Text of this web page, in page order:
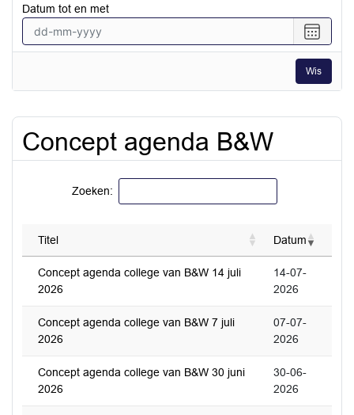
vanaf
Datum tot en met
een
datum
tot
en
Wis
Concept agenda B&W
Zoeken:
Titel Datum
Concept agenda college van B&W 14 juli
2026
14-07-
2026
Concept agenda college van B&W 7 juli
2026
07-07-
2026
Concept agenda college van B&W 30 juni
2026
30-06-
2026